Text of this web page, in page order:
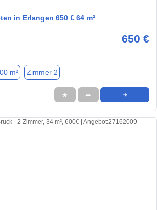
in Erlangen 650 € 64 m²
650 €
m² Zimmer 2
★ ➦ ➜